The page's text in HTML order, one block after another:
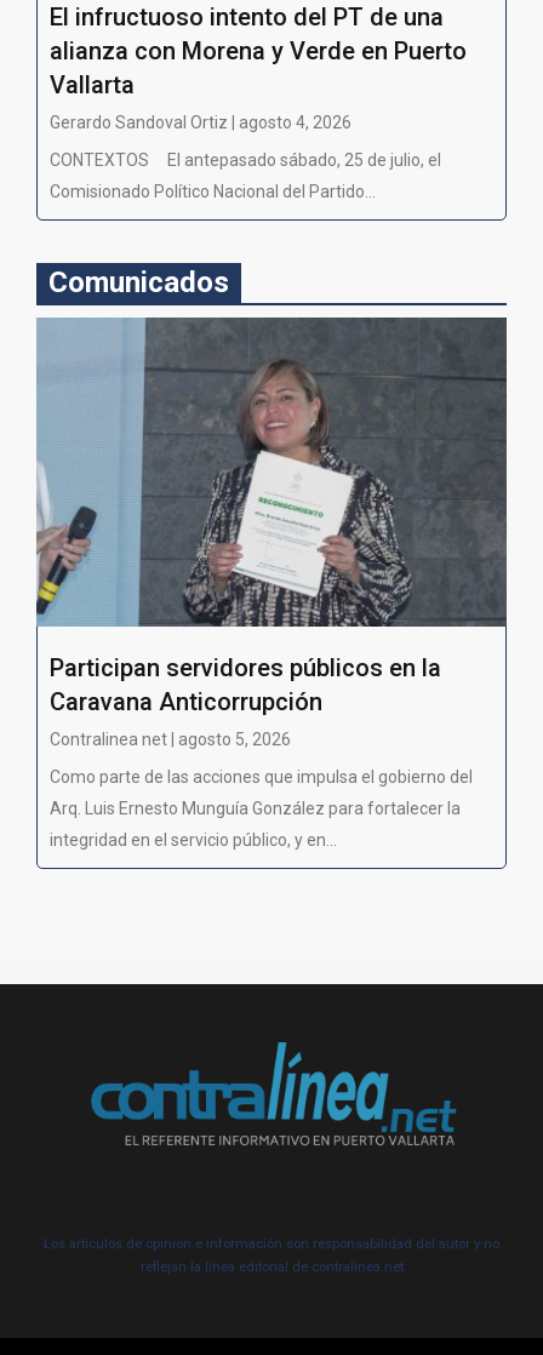
El infructuoso intento del PT de una
alianza con Morena y Verde en Puerto
Vallarta
Gerardo Sandoval Ortiz | agosto 4, 2026
CONTEXTOS El antepasado sábado, 25 de julio, el
Comisionado Político Nacional del Partido...
Comunicados
Participan servidores públicos en la
Caravana Anticorrupción
Contralinea net | agosto 5, 2026
Como parte de las acciones que impulsa el gobierno del
Arq. Luis Ernesto Munguía González para fortalecer la
integridad en el servicio público, y en...
Los artículos de opinión e información son responsabilidad del autor y no
reflejan la línea editorial de contralínea.net